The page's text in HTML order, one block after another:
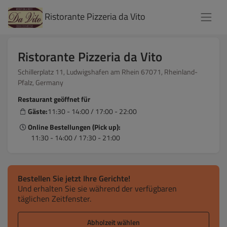
Ristorante Pizzeria da Vito
Ristorante Pizzeria da Vito
Schillerplatz 11, Ludwigshafen am Rhein 67071, Rheinland-
Pfalz, Germany
Restaurant geöffnet für
Gäste:11:30 - 14:00 / 17:00 - 22:00
Online Bestellungen (Pick up):
11:30 - 14:00 / 17:30 - 21:00
Bestellen Sie jetzt Ihre Gerichte!
Und erhalten Sie sie während der verfügbaren
täglichen Zeitfenster.
Abholzeit wählen